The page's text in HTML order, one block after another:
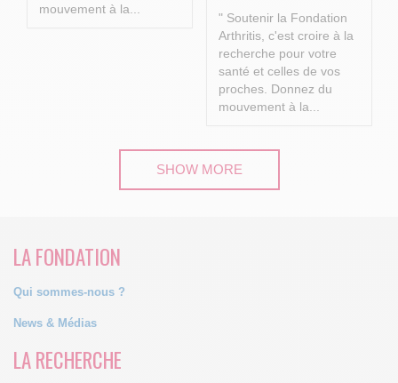
mouvement à la...
" Soutenir la Fondation
Arthritis, c'est croire à la
recherche pour votre
santé et celles de vos
proches. Donnez du
mouvement à la...
SHOW MORE
LA FONDATION
Qui sommes-nous ?
News & Médias
LA RECHERCHE